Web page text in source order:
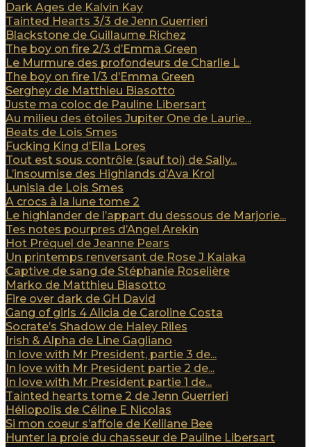
Dark Ages de Kalvin Kay
Tainted Hearts 3/3 de Jenn Guerrieri
Blackstone de Guillaume Richez
The boy on fire 2/3 d’Emma Green
Le Murmure des profondeurs de Charlie L
The boy on fire 1/3 d’Emma Green
Serghey de Matthieu Biasotto
Juste ma coloc de Pauline Libersart
Au milieu des étoiles Jupiter One de Laurie...
Beats de Lois Smes
Fucking King d’Ella Lores
Tout est sous contrôle (sauf toi) de Sally...
L’insoumise des Highlands d’Ava Krol
Lunisia de Lois Smes
A crocs à la lune tome 2
Le highlander de l’appart du dessous de Marjorie...
Tes notes pourpres d’Angel Arekin
Hot Préquel de Jeanne Pears
Un printemps renversant de Rose J Kalaka
Captive de sang de Stéphanie Roselière
Marko de Matthieu Biasotto
Fire over dark de GH David
Gang of girls 4 Alicia de Caroline Costa
Socrate’s Shadow de Haley Riles
Irish & Alpha de Line Gagliano
In love with Mr President, partie 3 de...
In love with Mr President partie 2 de...
In love with Mr President partie 1 de...
Tainted hearts tome 2 de Jenn Guerrieri
Héliopolis de Céline E Nicolas
Si mon coeur s’affole de Kelilane Bee
Hunter la proie du chasseur de Pauline Libersart